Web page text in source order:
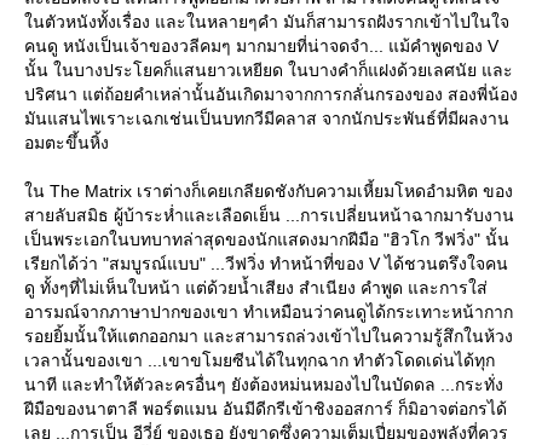
นตัวหนังทั้งเรื่อง และในหลายๆคำ มันก็สามารถฝังรากเข้าไปในใจ
คนดู หนังเป็นเจ้าของวลีคมๆ มากมายที่น่าจดจำ... แม้คำพูดของ V
นั้น ในบางประโยคก็แสนยาวเหยียด ในบางคำก็แฝงด้วยเลศนัย และ
ปริศนา แต่ถ้อยคำเหล่านั้นอันเกิดมาจากการกลั่นกรองของ สองพี่น้อง
มันแสนไพเราะเฉกเช่นเป็นบทกวีมีคลาส จากนักประพันธ์ที่มีผลงาน
อมตะขึ้นหิ้ง
น The Matrix เราต่างก็เคยเกลียดชังกับความเหี้ยมโหดอำมหิต ของ
สายลับสมิธ ผู้บ้าระห่ำและเลือดเย็น ...การเปลี่ยนหน้าฉากมารับงาน
เป็นพระเอกในบทบาทล่าสุดของนักแสดงมากฝีมือ "ฮิวโก วีฟวิ่ง" นั้น
เรียกได้ว่า "สมบูรณ์แบบ" ...วีฟวิ่ง ทำหน้าที่ของ V ได้ชวนตรึงใจคน
ดู ทั้งๆที่ไม่เห็นใบหน้า แต่ด้วยน้ำเสียง สำเนียง คำพูด และการใส่
อารมณ์จากภาษาปากของเขา ทำเหมือนว่าคนดูได้กระเทาะหน้ากาก
รอยยิ้มนั้นให้แตกออกมา และสามารถล่วงเข้าไปในความรู้สึกในห้วง
เวลานั้นของเขา ...เขาขโมยซีนได้ในทุกฉาก ทำตัวโดดเด่นได้ทุก
นาที และทำให้ตัวละครอื่นๆ ยังต้องหม่นหมองไปในบัดดล ...กระทั่ง
ฝีมือของนาตาลี พอร์ตแมน อันมีดีกรีเข้าชิงออสการ์ ก็มิอาจต่อกรได้
เลย ...การเป็น อีวี่ย์ ของเธอ ยังขาดซึ่งความเต็มเปี่ยมของพลังที่ควร